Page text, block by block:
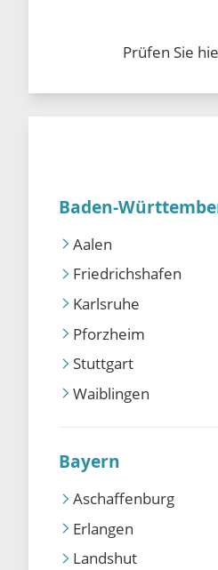
Prüfen Sie
Baden-
Aalen
Friedrichshafen
Karlsruhe
Pforzheim
Stuttgart
Waiblingen
Bayern
Aschaffenburg
Erlangen
Landshut